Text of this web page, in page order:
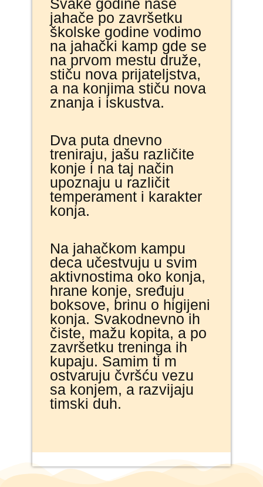
Svake godine naše
jahače po završetku
školske godine vodimo
na jahački kamp gde se
na prvom mestu druže,
stiču nova prijateljstva,
a na konjima stiču nova
znanja i iskustva.
Dva puta dnevno
treniraju, jašu različite
konje i na taj način
upoznaju u različit
temperament i karakter
konja.
Na jahačkom kampu
deca učestvuju u svim
aktivnostima oko konja,
hrane konje, sređuju
boksove, brinu o higijeni
konja. Svakodnevno ih
čiste, mažu kopita, a po
završetku treninga ih
kupaju. Samim ti m
ostvaruju čvršću vezu
sa konjem, a razvijaju
timski duh.